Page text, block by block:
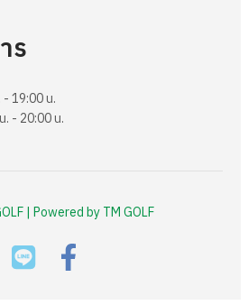
ร
- 19:00 น.
. - 20:00 น.
| Powered by TM GOLF